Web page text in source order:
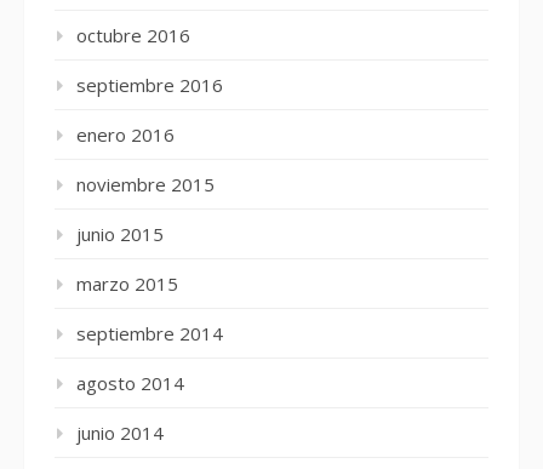
octubre 2016
septiembre 2016
enero 2016
noviembre 2015
junio 2015
marzo 2015
septiembre 2014
agosto 2014
junio 2014